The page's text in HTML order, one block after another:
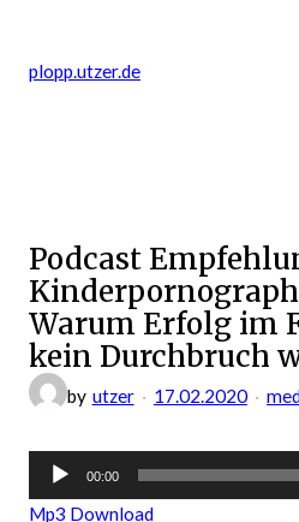
springen
plopp.utzer.de
Podcast
Warum Erfolg im
kein Durchbruch
by utzer 17.02.2020
Audio-
00:00
Mp3 Download